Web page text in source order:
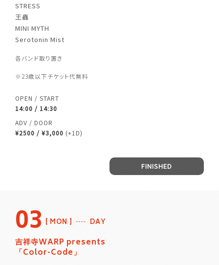
STRESS
王蟲
MINI MYTH
Serotonin Mist
各バンド取り置き
※23歳以下チケット代無料
OPEN / START
14:00 / 14:30
ADV / DOOR
¥2500 / ¥3,000 (+1D)
FINISHED
03 MON DAY
吉祥寺WARP presents
「Color-Code」